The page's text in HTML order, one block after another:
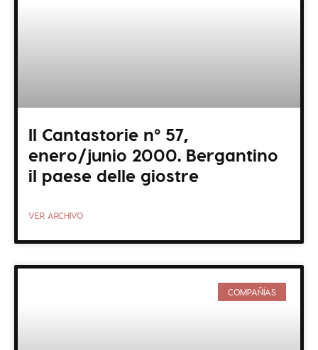
Il Cantastorie nº 57,
enero/junio 2000. Bergantino
il paese delle giostre
VER ARCHIVO
COMPAÑÍAS